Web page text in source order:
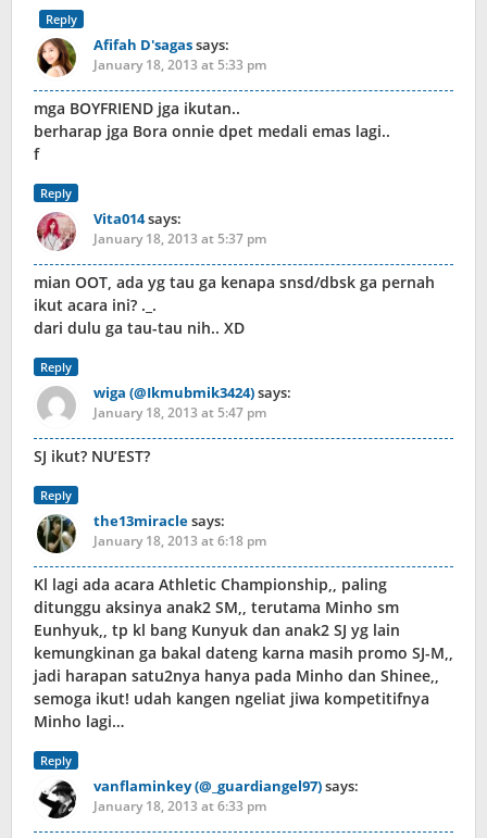
Reply
Afifah D'sagassays:
January 18, 2013 at 5:33 pm
mga BOYFRIEND jga ikutan..
berharap jga Bora onnie dpet medali emas lagi..
f
Reply
Vita014says:
January 18, 2013 at 5:37 pm
mian OOT, ada yg tau ga kenapa snsd/dbsk ga pernah
ikut acara ini? ._.
dari dulu ga tau-tau nih.. XD
Reply
wiga (@Ikmubmik3424)says:
January 18, 2013 at 5:47 pm
SJ ikut? NU’EST?
Reply
the13miraclesays:
January 18, 2013 at 6:18 pm
Kl lagi ada acara Athletic Championship,, paling
ditunggu aksinya anak2 SM,, terutama Minho sm
Eunhyuk,, tp kl bang Kunyuk dan anak2 SJ yg lain
kemungkinan ga bakal dateng karna masih promo SJ-M,,
jadi harapan satu2nya hanya pada Minho dan Shinee,,
semoga ikut! udah kangen ngeliat jiwa kompetitifnya
Minho lagi…
Reply
vanflaminkey (@_guardiangel97)says:
January 18, 2013 at 6:33 pm